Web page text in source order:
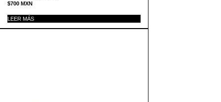
$700 MXN
LEER MÁS